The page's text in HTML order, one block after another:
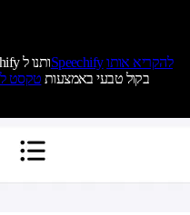
העלו כל PDF לאפליקציית הווב של Speechify ותנו לSpeechify להקריא אותו
בקול טבעי באמצעות טקסט